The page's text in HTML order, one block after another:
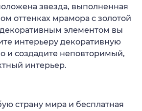
звезда, выполненная
оттенках мрамора с золотой
элементом вы
интерьеру декоративную
и создадите неповторимый,
интерьер.
страну мира и бесплатная